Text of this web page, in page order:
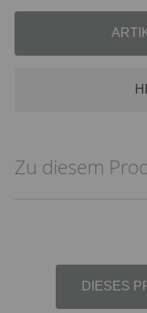
Zu diesem
DIESES